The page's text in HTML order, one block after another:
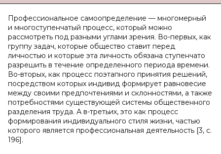
Профессиональное самоопределение — многомерный
и многоступенчатый процесс, который можно
рассмотреть под разными углами зрения. Во-первых, как
группу задач, которые общество ставит перед
личностью и которые эта личность обязана ступенчато
разрешить в течение определенного периода времени.
Во-вторых, как процесс поэтапного принятия решений,
посредством которых индивид формирует равновесие
между своими предпочтениями и склонностями, а также
потребностями существующей системы общественного
разделения труда. А в-третьих, это как процесс
формирования индивидуального стиля жизни, частью
которого является профессиональная деятельность [3, с.
196].